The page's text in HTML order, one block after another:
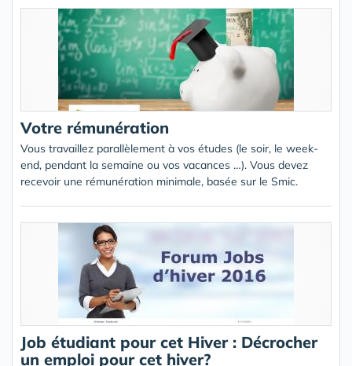
Votre rémunération
Vous travaillez parallèlement à vos études (le soir, le week-
end, pendant la semaine ou vos vacances …). Vous devez
recevoir une rémunération minimale, basée sur le Smic.
Job étudiant pour cet Hiver : Décrocher
un emploi pour cet hiver?